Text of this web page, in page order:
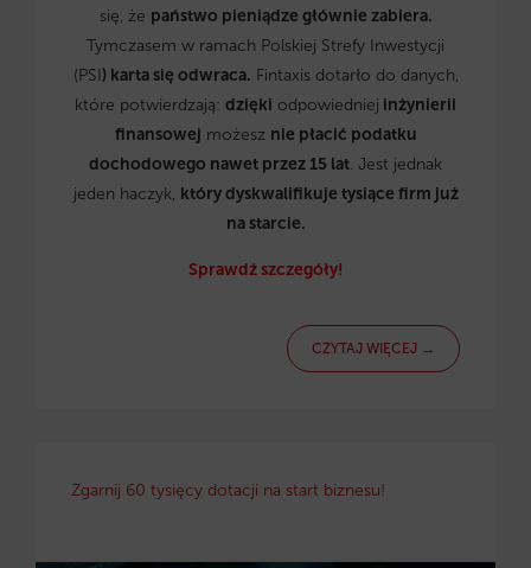
się, że państwo pieniądze głównie zabiera.
Tymczasem w ramach Polskiej Strefy Inwestycji
(PSI) karta się odwraca. Fintaxis dotarło do danych,
które potwierdzają: dzięki odpowiedniej inżynierii
finansowej możesz nie płacić podatku
dochodowego nawet przez 15 lat. Jest jednak
jeden haczyk, który dyskwalifikuje tysiące firm już
na starcie.
Sprawdź szczegóły!
CZYTAJ WIĘCEJ →
Zgarnij 60 tysięcy dotacji na start biznesu!